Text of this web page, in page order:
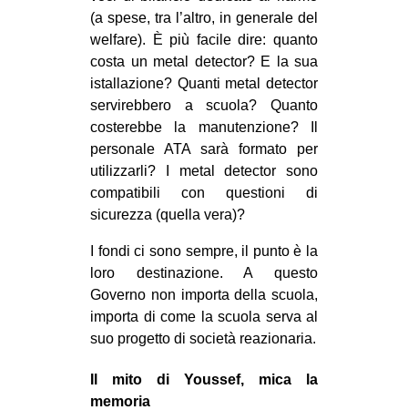
(a spese, tra l’altro, in generale del
welfare). È più facile dire: quanto
costa un metal detector? E la sua
istallazione? Quanti metal detector
servirebbero a scuola? Quanto
costerebbe la manutenzione? Il
personale ATA sarà formato per
utilizzarli? I metal detector sono
compatibili con questioni di
sicurezza (quella vera)?
I fondi ci sono sempre, il punto è la
loro destinazione. A questo
Governo non importa della scuola,
importa di come la scuola serva al
suo progetto di società reazionaria.
Il mito di Youssef, mica la
memoria